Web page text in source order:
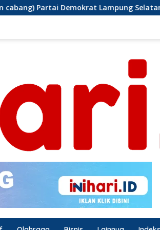
Selatan gelar aksi bersih-bersih